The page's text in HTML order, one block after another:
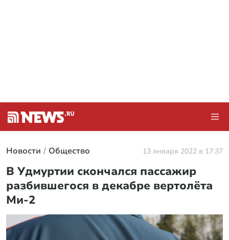
Новости Общество 13 января 2022 в 17:37
В Удмуртии скончался пассажир
разбившегося в декабре вертолёта
Ми-2